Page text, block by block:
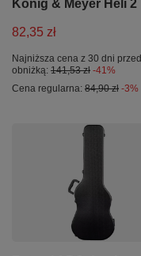
König & Meyer Heli 2
82,35 zł
Najniższa cena z 30 dni przed
obniżką: 141,53 zł -41%
Cena regularna: 84,90 zł -3%